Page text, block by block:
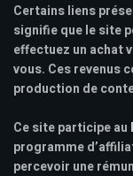
Certains liens
signifie que le site
effectuez un achat
vous. Ces revenus
production de
Ce site participe au
programme
percevoir une